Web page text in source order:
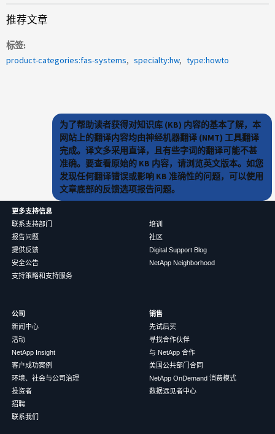
推荐文章
标签
product-categories:fas-systems
specialty:hw type:howto
为了帮助读者获得对知识库 (KB) 内容的基本了解，本
网站上的翻译内容均由神经机器翻译 (NMT) 工具翻译
完成。译文多采用直译，且有些字词的翻译可能不甚
准确。要查看原始的 KB 内容，请浏览英文版本。如您
发现任何翻译错误或影响 KB 准确性的问题，可以使用
文章底部的反馈选项报告问题。
更多支持信息
联系支持部门
报告问题
提供反馈
安全公告
支持策略和支持服务
培训
社区
Digital Support Blog
NetApp Neighborhood
公司
新闻中心
活动
NetApp Insight
客户成功案例
环境、社会与公司治理
投资者
招聘
联系我们
销售
先试后买
寻找合作伙伴
与 NetApp 合作
美国公共部门合同
NetApp OnDemand 消费模式
数据远见者中心